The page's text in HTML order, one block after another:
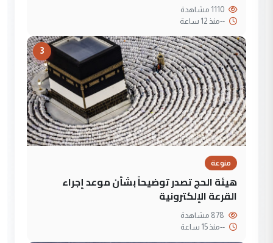
--منذ 12 ساعة
3
منوعة
هيئة الحج تصدر توضيحاً بشأن موعد إجراء
القرعة الإلكترونية
--منذ 15 ساعة